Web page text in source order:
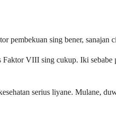
pembekuan sing bener, sanajan
VIII sing cukup. Iki sebabe
serius liyane. Mulane,